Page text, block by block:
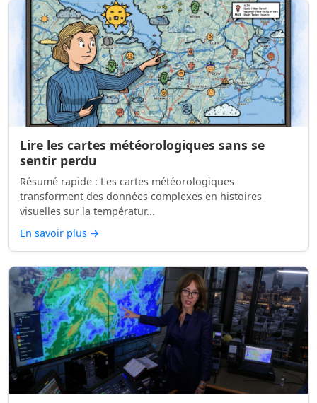
Lire les cartes météorologiques sans se
sentir perdu
Résumé rapide : Les cartes météorologiques
transforment des données complexes en histoires
visuelles sur la températur...
En savoir plus →